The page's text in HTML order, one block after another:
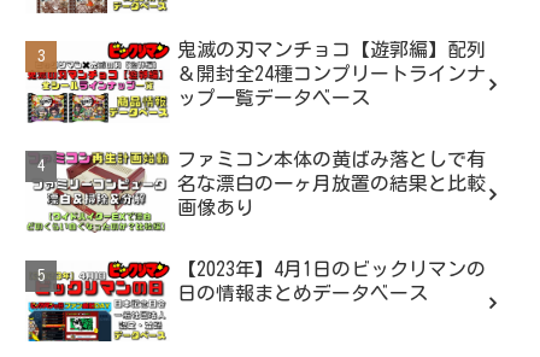
鬼滅の刃マンチョコ【遊郭編】配列
＆開封全24種コンプリートラインナ
ップ一覧データベース
ファミコン本体の黄ばみ落としで有
名な漂白の一ヶ月放置の結果と比較
画像あり
【2023年】4月1日のビックリマンの
日の情報まとめデータベース